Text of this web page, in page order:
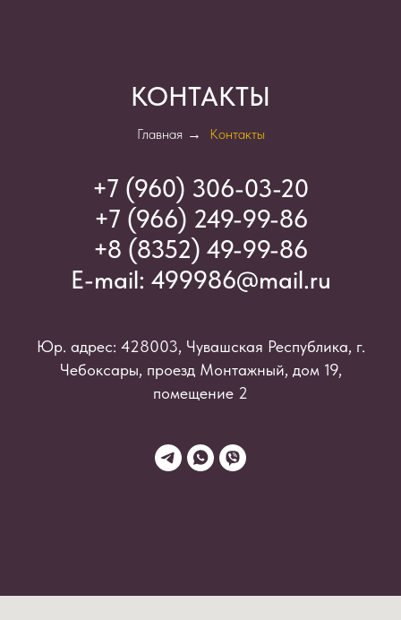
КОНТАКТЫ
Главная → Контакты
+7 (960) 306-03-20
+7 (966) 249-99-86
+8 (8352) 49-99-86
E-mail: 499986@mail.ru
Юр. адрес: 428003, Чувашская Республика, г.
Чебоксары, проезд Монтажный, дом 19,
помещение 2